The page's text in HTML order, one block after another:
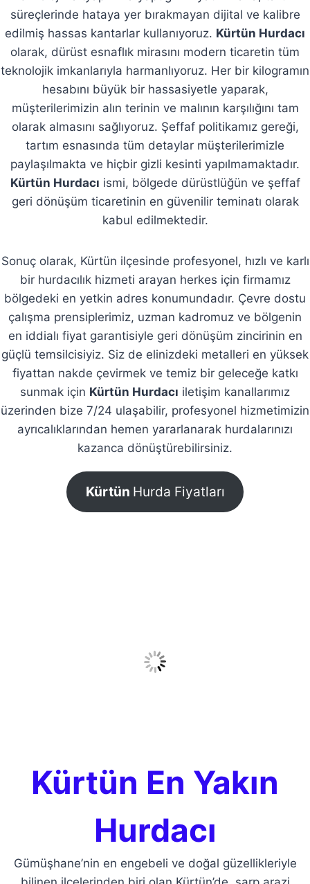
süreçlerinde hataya yer bırakmayan dijital ve kalibre
edilmiş hassas kantarlar kullanıyoruz. Kürtün Hurdacı
olarak, dürüst esnaflık mirasını modern ticaretin tüm
teknolojik imkanlarıyla harmanlıyoruz. Her bir kilogramın
hesabını büyük bir hassasiyetle yaparak,
müşterilerimizin alın terinin ve malının karşılığını tam
olarak almasını sağlıyoruz. Şeffaf politikamız gereği,
tartım esnasında tüm detaylar müşterilerimizle
paylaşılmakta ve hiçbir gizli kesinti yapılmamaktadır.
Kürtün Hurdacı ismi, bölgede dürüstlüğün ve şeffaf
geri dönüşüm ticaretinin en güvenilir teminatı olarak
kabul edilmektedir.
Sonuç olarak, Kürtün ilçesinde profesyonel, hızlı ve karlı
bir hurdacılık hizmeti arayan herkes için firmamız
bölgedeki en yetkin adres konumundadır. Çevre dostu
çalışma prensiplerimiz, uzman kadromuz ve bölgenin
en iddialı fiyat garantisiyle geri dönüşüm zincirinin en
güçlü temsilcisiyiz. Siz de elinizdeki metalleri en yüksek
fiyattan nakde çevirmek ve temiz bir geleceğe katkı
sunmak için Kürtün Hurdacı iletişim kanallarımız
üzerinden bize 7/24 ulaşabilir, profesyonel hizmetimizin
ayrıcalıklarından hemen yararlanarak hurdalarınızı
kazanca dönüştürebilirsiniz.
Kürtün Hurda Fiyatları
Kürtün En Yakın
Hurdacı
Gümüşhane’nin en engebeli ve doğal güzellikleriyle